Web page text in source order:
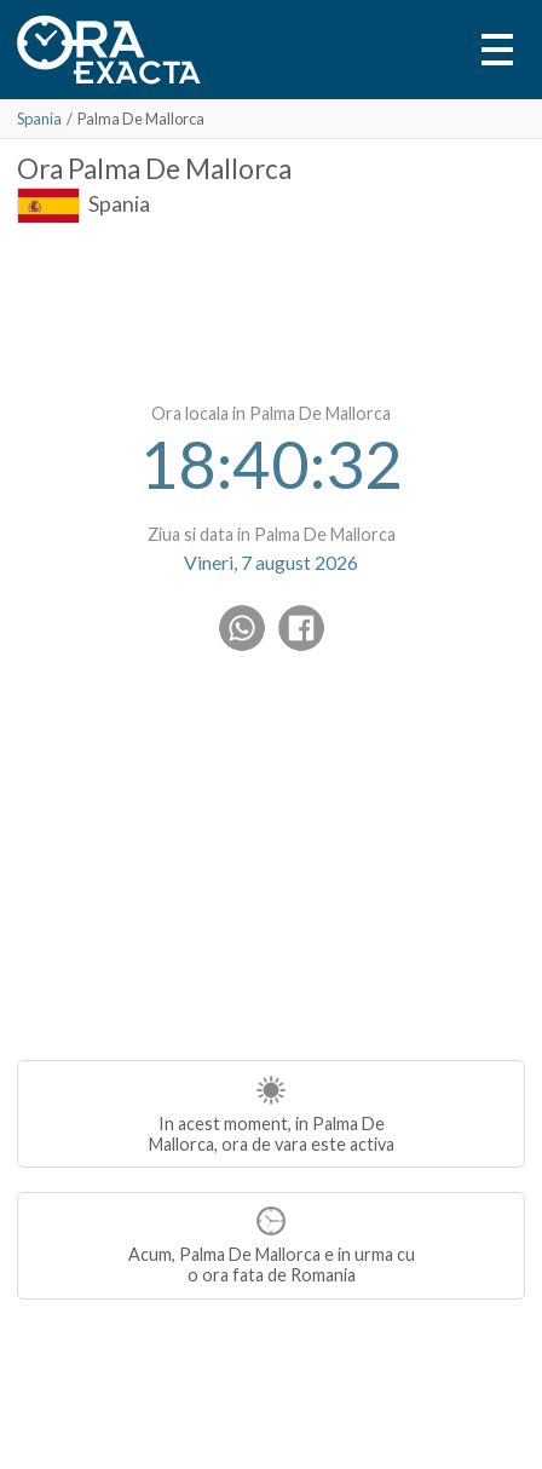
Spania / Palma De Mallorca
Ora Palma De Mallorca
Spania
Ora locala in Palma De Mallorca
18:40:32
Ziua si data in Palma De Mallorca
Vineri, 7 august 2026
In acest moment, in Palma De
Mallorca, ora de vara este activa
Acum, Palma De Mallorca e in urma cu
o ora fata de Romania